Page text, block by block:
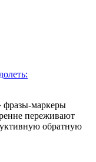
фразы-маркеры
переживают
обратную